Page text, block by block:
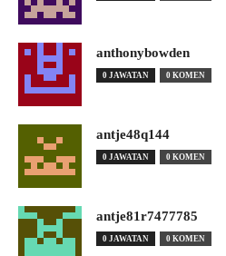
anthonybowden
0 JAWATAN 0 KOMEN
antje48q144
0 JAWATAN 0 KOMEN
antje81r7477785
0 JAWATAN 0 KOMEN